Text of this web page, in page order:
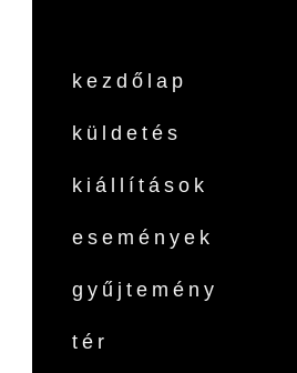
kezdőlap
küldetés
kiállítások
események
gyűjtemény
tér